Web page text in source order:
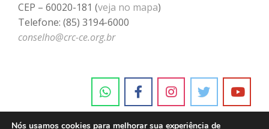
CEP – 60020-181 (veja no mapa)
Telefone: (85) 3194-6000
conselho@crc-ce.org.br
Nós usamos cookies para melhorar sua experiência de